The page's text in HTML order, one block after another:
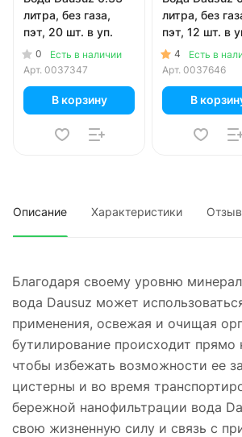
литра, без газа,
пэт, 20 шт. в уп.
0
Есть в наличии
Арт. 0037347
В корзину
литра, без
пэт, 12 шт. в
4
Есть в
Арт. 0037646
В
Описание Характеристики
Благодаря своему уровню
вода Dausuz может
применения, освежая и очищая
бутилирование происходит прямо
чтобы избежать возможности ее
цистерны и во время
бережной нанофильтрации вода
свою жизненную силу и связь с